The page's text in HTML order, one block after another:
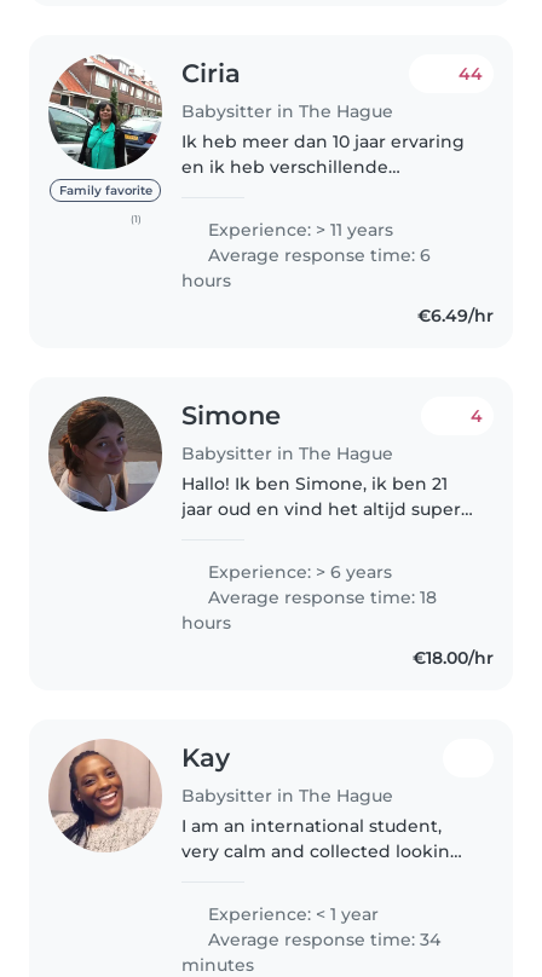
Family favorite
(1)
Ciria
Babysitter in The Hague
44
Ik heb meer dan 10 jaar ervaring
en ik heb verschillende
meerdere kinderen moest
oppassen. Ik ben erg begaan
met kinderen. Mijn laatste
oppasgezin was..
Experience: > 11 years
Average response time: 6
hours
€6.49/hr
Simone
Babysitter in The Hague
4
Hallo! Ik ben Simone, ik ben 21
jaar oud en vind het altijd super
ik in Brussel voor mijn bachelor
psychologie, maar mijn ouders
wonen in Den Haag...
Experience: > 6 years
Average response time: 18
hours
€18.00/hr
Kay
Babysitter in The Hague
I am an international student,
very calm and collected looking
Experience: < 1 year
Average response time: 34
minutes